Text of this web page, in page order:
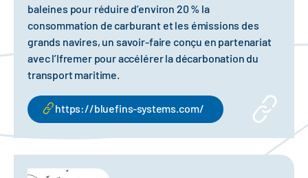
baleines pour réduire d’environ 20 % la
consommation de carburant et les émissions des
grands navires, un savoir-faire conçu en partenariat
avec l’Ifremer pour accélérer la décarbonation du
transport maritime.
https://bluefins-systems.com/